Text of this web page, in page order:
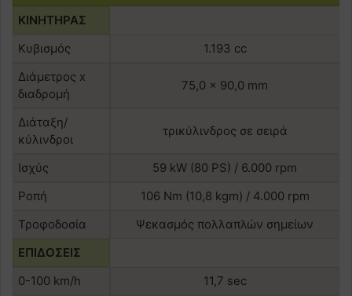
ΚΙΝΗΤΗΡΑΣ
Κυβισμός
1.193 cc
Διάμετρος x
διαδρομή
75,0 x 90,0 mm
Διάταξη/
κύλινδροι
τρικύλινδρος σε σειρά
Ισχύς
59 kW (80 PS) / 6.000 rpm
Ροπή
106 Nm (10,8 kgm) / 4.000 rpm
Τροφοδοσία
Ψεκασμός πολλαπλών σημείων
ΕΠΙΔΟΣΕΙΣ
0-100 km/h
11,7 sec